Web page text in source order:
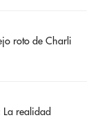
roto de Charli
La realidad